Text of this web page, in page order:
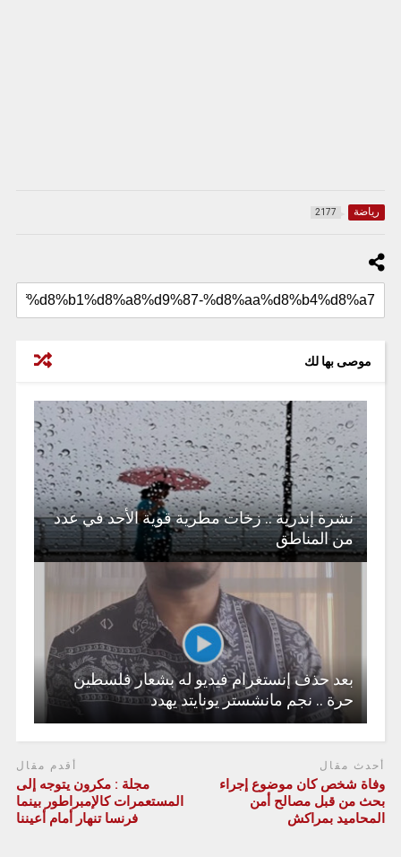
رياضة 2177
موصى بها لك
نشرة إنذرية .. زخات مطرية قوية الأحد في عدد
من المناطق
بعد حذف إنستغرام فيديو له بشعار فلسطين
حرة .. نجم مانشستر يونايتد يهدد
أحدث مقال
وفاة شخص كان موضوع إجراء
بحث من قبل مصالح أمن
المحاميد بمراكش
أقدم مقال
مجلة : مكرون يتوجه إلى
المستعمرات كالإمبراطور بينما
فرنسا تنهار أمام أعيننا